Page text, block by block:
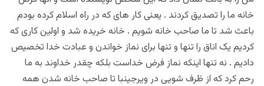
خانه ما را تصدیق کردند . یعنی کار های که در راه اسلام کرده بودم
باعث شد تا ما صاحب خانه شویم . خانه خریده شد و اولین کاری که
کردیم یک اناق را تنها و تنها برای نماز خواندن و عبادت خدا تخصیص
دادیم . نه تنها اینکه نماز فرض خداست بلکه چقدر خداوند به ما
رحم کرد که از ظرف شویی در ویرجینبا تا صاحب خانه شدن همه